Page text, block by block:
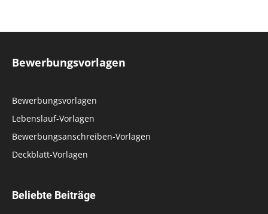
Bewerbungsvorlagen
Bewerbungsvorlagen
Lebenslauf-Vorlagen
Bewerbungsanschreiben-Vorlagen
Deckblatt-Vorlagen
Beliebte Beiträge